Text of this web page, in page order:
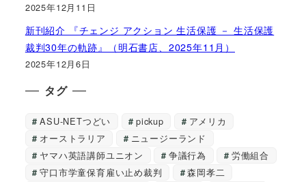
2025年12月11日
新刊紹介 『チェンジ アクション 生活保護 － 生活保護
裁判30年の軌跡』（明石書店、2025年11月）
2025年12月6日
タグ
ASU-NETつどい pickup
アメリカ
オーストラリア
ニュージーランド
ヤマハ英語講師ユニオン
争議行為
労働組合
守口市学童保育雇い止め裁判
森岡孝二